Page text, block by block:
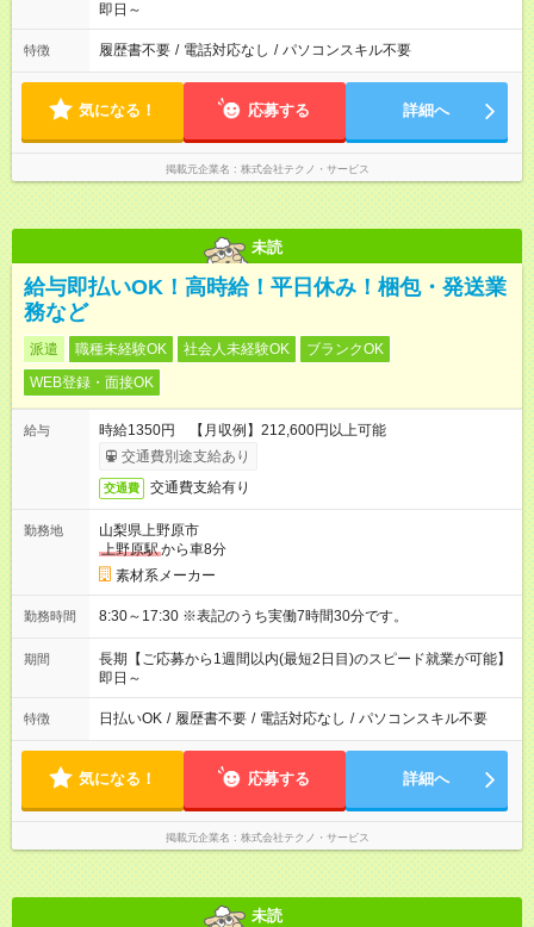
即日～
特徴 履歴書不要 / 電話対応なし / パソコンスキル不要
気になる！ 応募する 詳細へ
掲載元企業名 株式会社テクノ・サービス
未読
給与即払いOK！高時給！平日休み！梱包・発送業
務など
派遣 職種未経験OK 社会人未経験OK
ブランクOK
WEB登録・面接OK
給与
時給1350円 【月収例】212,600円以上可能
交通費別途支給あり
交通費 交通費支給有り
勤務地
山梨県上野原市
上野原駅から車8分
素材系メーカー
勤務時間 8:30～17:30 ※表記のうち実働7時間30分です。
期間
長期【ご応募から1週間以内(最短2日目)のスピード就業が可能】
即日～
特徴 日払いOK / 履歴書不要 / 電話対応なし / パソコンスキル不要
気になる！ 応募する 詳細へ
掲載元企業名 株式会社テクノ・サービス
未読